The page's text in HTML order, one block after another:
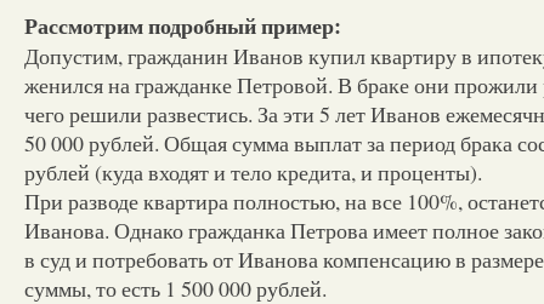
Рассмотрим подробный пример:
Допустим, гражданин Иванов купил квартиру в
женился на гражданке Петровой. В браке они прожили
чего решили развестись. За эти 5 лет Иванов
50 000 рублей. Общая сумма выплат за период брака
рублей (куда входят и тело кредита, и проценты).
При разводе квартира полностью, на все 100%,
Иванова. Однако гражданка Петрова имеет полное
в суд и потребовать от Иванова компенсацию в
суммы, то есть 1 500 000 рублей.